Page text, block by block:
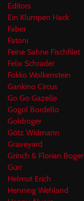
Editors
Ein Klumpen Hack
Faber
Fatoni
Feine Sahne Fischfilet
Felix Schrader
Fokko Wolkenstein
Gankino Circus
Go Go Gazelle
Gogol Bordello
Goldroger
Götz Widmann
Graveyard
Grinch & Florian Boger
Gurr
Helmut Erich
Henning Wehland